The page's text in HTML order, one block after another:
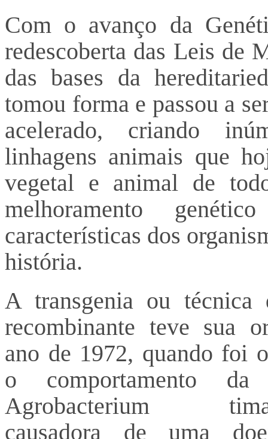
Com o avanço da
redescoberta das Leis de
das bases da
tomou forma e passou a
acelerado, criando
linhagens animais que
vegetal e animal de
melhoramento
características dos
história.
A transgenia ou
recombinante teve sua
ano de 1972, quando foi
o comportamento da
Agrobacterium
causadora de uma